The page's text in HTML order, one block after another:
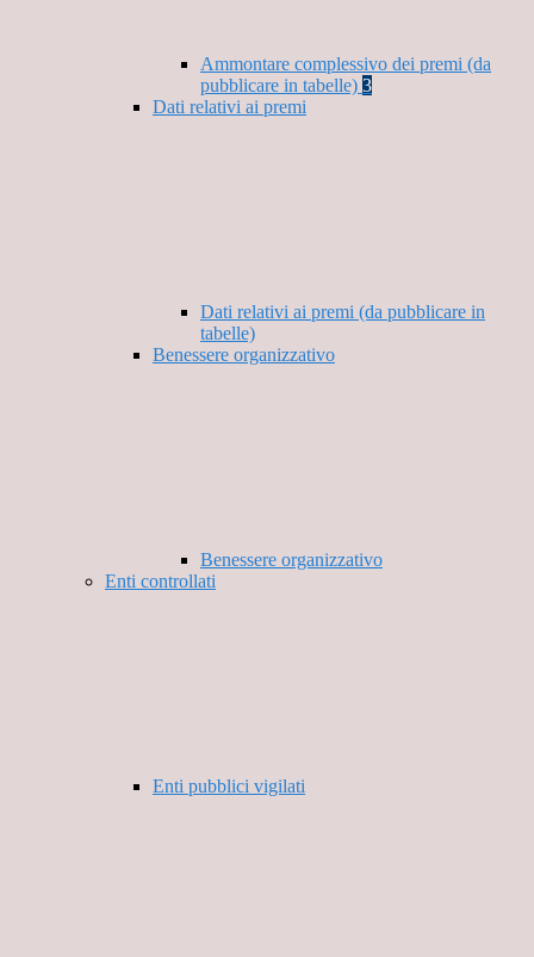
Ammontare complessivo dei premi (da
pubblicare in tabelle) 3
Dati relativi ai premi
Dati relativi ai premi (da pubblicare in
tabelle)
Benessere organizzativo
Benessere organizzativo
Enti controllati
Enti pubblici vigilati